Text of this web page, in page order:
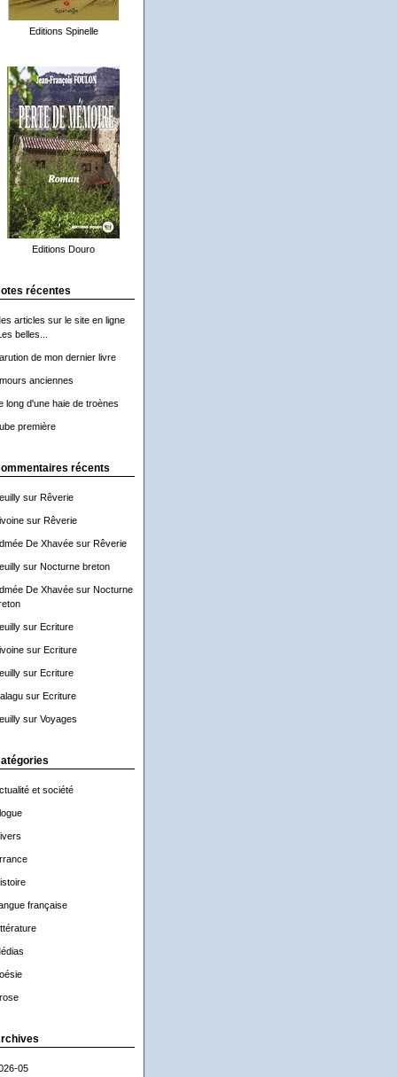
Editions Spinelle
Editions Douro
récentes
articles sur le site en ligne
belles...
de mon dernier livre
anciennes
long d'une haie de troènes
première
récents
sur Rêverie
sur Rêverie
De Xhavéesur Rêverie
sur Nocturne breton
De Xhavéesur Nocturne
sur Ecriture
sur Ecriture
sur Ecriture
sur Ecriture
sur Voyages
et société
française
05